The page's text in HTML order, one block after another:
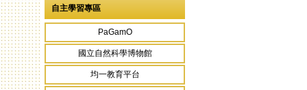
自主學習專區
PaGamO
國立自然科學博物館
均一教育平台